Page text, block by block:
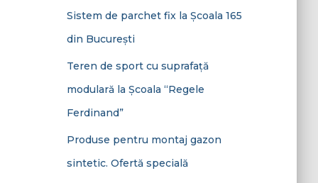
Sistem de parchet fix la Școala 165
din București
Teren de sport cu suprafață
modulară la Școala “Regele
Ferdinand”
Produse pentru montaj gazon
sintetic. Ofertă specială